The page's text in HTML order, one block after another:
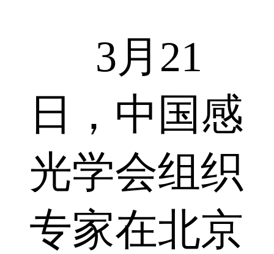
3月21
日，中国感
光学会组织
专家在北京